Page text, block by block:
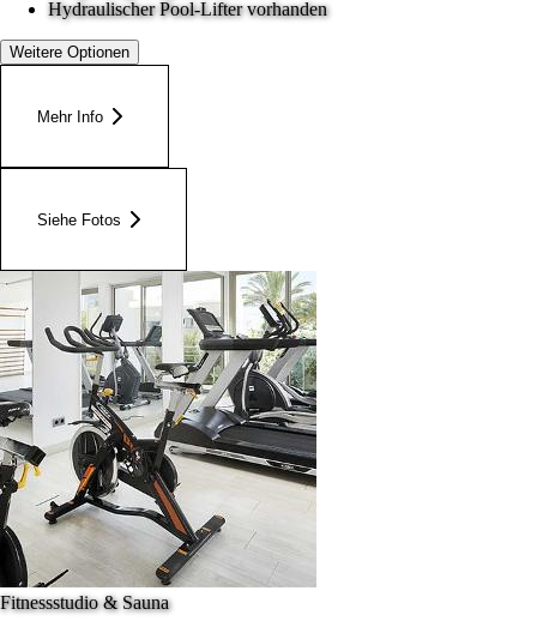
Hydraulischer Pool-Lifter vorhanden
Weitere Optionen
Mehr Info
Siehe Fotos
Fitnessstudio & Sauna